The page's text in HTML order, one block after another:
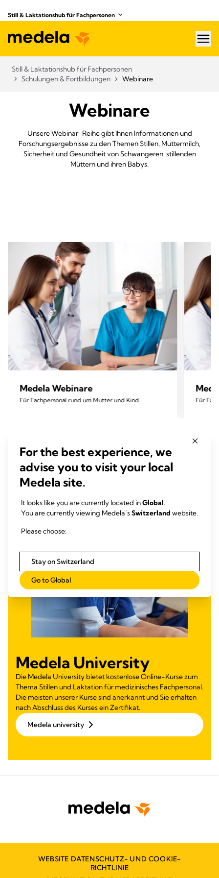
Still & Laktationshub für Fachpersonen
Still & Laktationshub für Fachpersonen
Schulungen & Fortbildungen
Webinare
Webinare
Unsere Webinar-Reihe gibt Ihnen Informationen und
Forschungsergebnisse zu den Themen Stillen, Muttermilch,
Sicherheit und Gesundheit von Schwangeren, stillenden
Müttern und ihren Babys.
Medela Webinare
Für Fachpersonal rund um Mutter und Kind Für
Medela University
Die Medela University bietet kostenlose Online-Kurse zum
Thema Stillen und Laktation für medizinisches Fachpersonal.
Die meisten unserer Kurse sind anerkannt und Sie erhalten
nach Abschluss des Kurses ein Zertifikat.
Medela university
WEBSITE DATENSCHUTZ- UND COOKIE-
RICHTLINIE
For the best experience, we
advise you to visit your local
Medela site.
It looks like you are currently located inGlobal.
You are currently viewing Medela’sSwitzerland website.
Please choose:
Stay on Switzerland
Go to Global